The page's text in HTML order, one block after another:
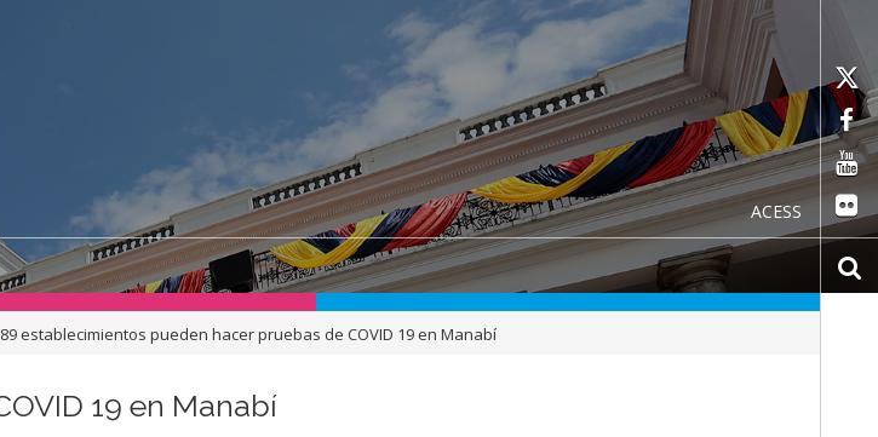
ACESS
89 establecimientos pueden hacer pruebas de COVID 19 en Manabí
19 en Manabí